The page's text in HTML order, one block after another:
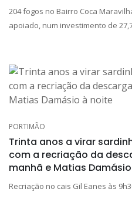
204 fogos no Bairro Coca
apoiado, num investimento de
PORTIMÃO
Trinta anos a virar
com a recriação da
manhã e Matias
Recriação no cais Gil Eanes às